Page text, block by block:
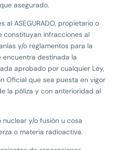
asegurado.
al ASEGURADO, propietario o
constituyan infracciones al
y/o reglamentos para la
destinada la
aprobado por cualquier Ley,
Oficial que sea puesta en vigor
la póliza y con anterioridad al
nuclear y/o fusión u cosa
o materia radioactiva.